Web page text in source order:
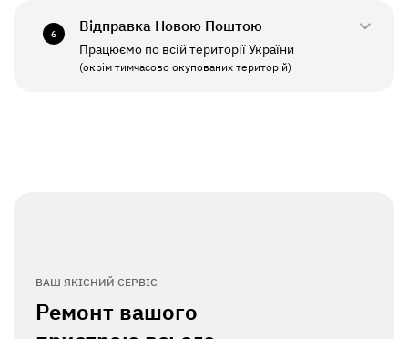
ПН - ПТ
СБ - НД
11:00 - 19:00
6 Відправка Новою Поштою
Працюємо по всій території України
(окрім тимчасово окупованих територій)
ВАШ ЯКІСНИЙ СЕРВІС
Ремонт вашого